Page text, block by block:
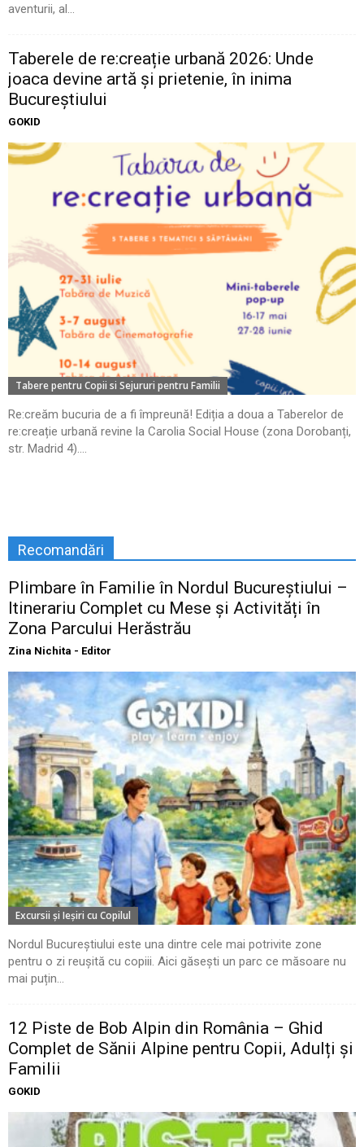
aventurii, al...
Taberele de re:creație urbană 2026: Unde
joaca devine artă și prietenie, în inima
Bucureștiului
GOKID
Tabere pentru Copii si Sejururi pentru Familii
Re:creăm bucuria de a fi împreună! Ediția a doua a Taberelor de
re:creație urbană revine la Carolia Social House (zona Dorobanți,
str. Madrid 4)....
Recomandări
Plimbare în Familie în Nordul Bucureștiului –
Itinerariu Complet cu Mese și Activități în
Zona Parcului Herăstrău
Zina Nichita - Editor
Excursii şi Ieşiri cu Copilul
Nordul Bucureștiului este una dintre cele mai potrivite zone
pentru o zi reușită cu copiii. Aici găsești un parc ce măsoare nu
mai puțin...
12 Piste de Bob Alpin din România – Ghid
Complet de Sănii Alpine pentru Copii, Adulți și
Familii
GOKID